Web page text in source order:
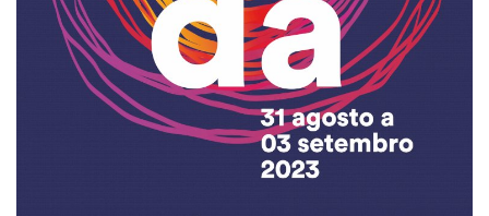
Lazer
Ambiente